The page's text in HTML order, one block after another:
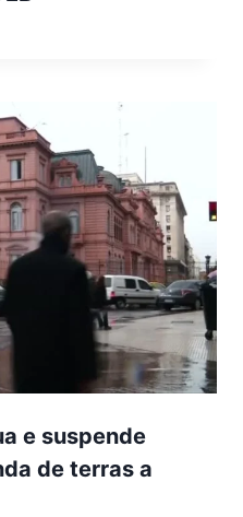
e suspende
de terras a